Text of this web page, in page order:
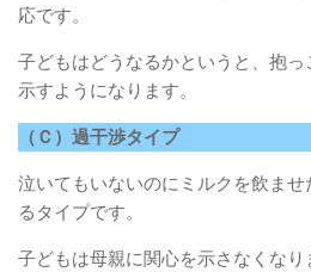
応です。
子どもはどうなるかというと、抱
示すようになります。
（Ｃ）過干渉タイプ
泣いてもいないのにミルクを飲ま
るタイプです。
子どもは母親に関心を示さなくなり